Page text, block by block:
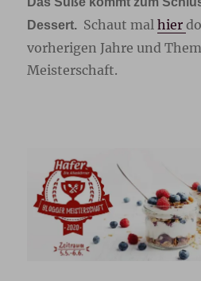
Dessert. Schaut malhier
vorherigen Jahre und
Meisterschaft.